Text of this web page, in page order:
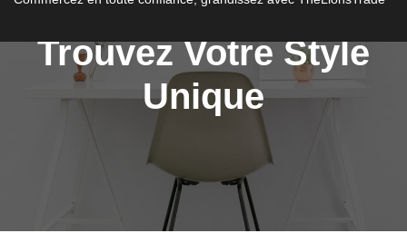
pour Femme :
Trouvez Votre Style
Unique